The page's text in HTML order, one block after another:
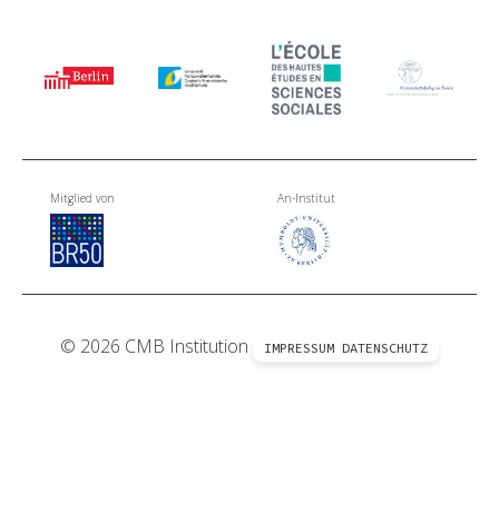
Mitglied von An-Institut
© 2026 CMB Institution IMPRESSUM DATENSCHUTZ